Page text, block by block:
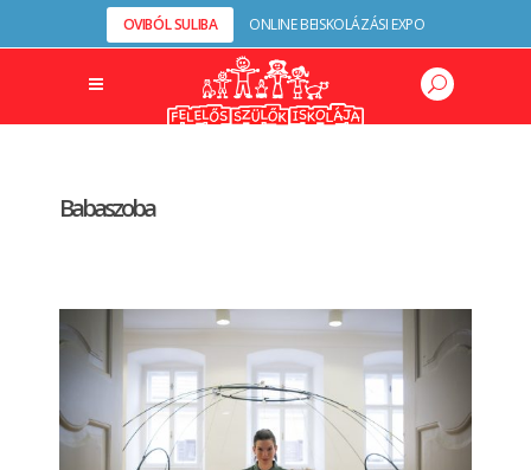
OVIBÓL SULIBA ONLINE BEISKOLÁZÁSI EXPO
Babaszoba